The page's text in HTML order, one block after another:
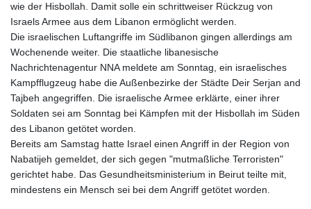
wie der Hisbollah. Damit solle ein schrittweiser Rückzug von
Israels Armee aus dem Libanon ermöglicht werden.
Die israelischen Luftangriffe im Südlibanon gingen allerdings am
Wochenende weiter. Die staatliche libanesische
Nachrichtenagentur NNA meldete am Sonntag, ein israelisches
Kampfflugzeug habe die Außenbezirke der Städte Deir Serjan and
Tajbeh angegriffen. Die israelische Armee erklärte, einer ihrer
Soldaten sei am Sonntag bei Kämpfen mit der Hisbollah im Süden
des Libanon getötet worden.
Bereits am Samstag hatte Israel einen Angriff in der Region von
Nabatijeh gemeldet, der sich gegen "mutmaßliche Terroristen"
gerichtet habe. Das Gesundheitsministerium in Beirut teilte mit,
mindestens ein Mensch sei bei dem Angriff getötet worden.